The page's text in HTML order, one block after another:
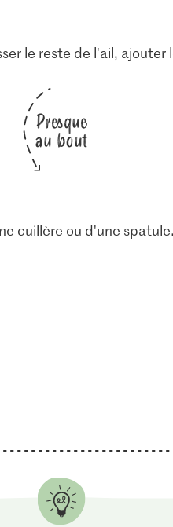
le reste de l'ail, ajouter
Presque
au bout
cuillère ou d'une